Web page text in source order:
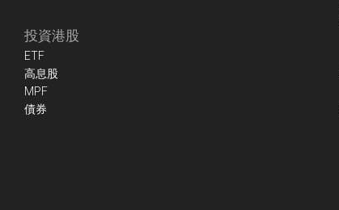
投資港股
ETF
高息股
MPF
債券